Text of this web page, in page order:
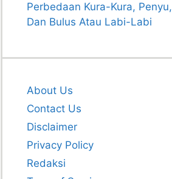
Perbedaan Kura-Kura, Penyu,
Dan Bulus Atau Labi-Labi
About Us
Contact Us
Disclaimer
Privacy Policy
Redaksi